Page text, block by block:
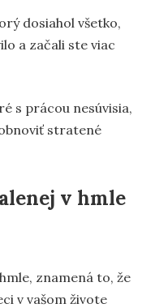
dosiahol všetko,
a začali ste viac
s prácou nesúvisia,
stratené
v hmle
znamená to, že
v vašom živote